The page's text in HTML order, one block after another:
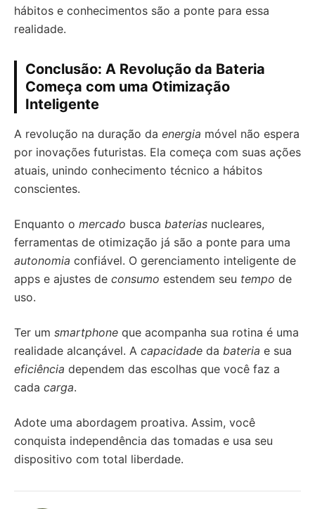
hábitos e conhecimentos são a ponte para essa
realidade.
Conclusão: A Revolução da Bateria
Começa com uma Otimização
Inteligente
A revolução na duração da energia móvel não espera
por inovações futuristas. Ela começa com suas ações
atuais, unindo conhecimento técnico a hábitos
conscientes.
Enquanto o mercado busca baterias nucleares,
ferramentas de otimização já são a ponte para uma
autonomia confiável. O gerenciamento inteligente de
apps e ajustes de consumo estendem seu tempo de
uso.
Ter um smartphone que acompanha sua rotina é uma
realidade alcançável. A capacidade da bateria e sua
eficiência dependem das escolhas que você faz a
cada carga.
Adote uma abordagem proativa. Assim, você
conquista independência das tomadas e usa seu
dispositivo com total liberdade.